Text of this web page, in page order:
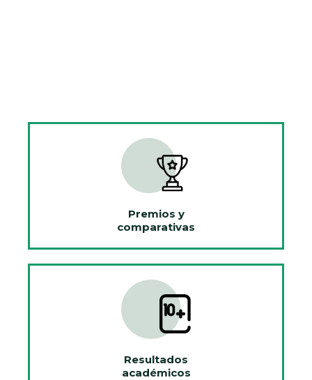
Premios y
comparativas
Resultados
académicos